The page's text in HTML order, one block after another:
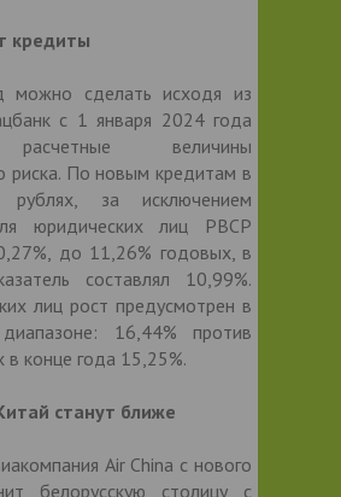
кредиты
можно сделать исходя из
с 1 января 2024 года
величины
риска. По новым кредитам в
рублях, за исключением
юридических лиц РВСР
до 11,26% годовых, в
составлял 10,99%.
лиц рост предусмотрен в
16,44% против
в конце года 15,25%.
станут ближе
Air China с нового
белорусскую столицу с